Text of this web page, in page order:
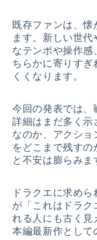
既存ファンは、
ます。新しい世
なテンポや操作
ちらかに寄りすぎ
くくなります。
今回の発表では、
詳細はまだ多く示
なのか、アクシ
をどこまで残す
と不安は膨らみま
ドラクエに求め
が「これはドラク
れる人にも古く見
本編最新作として